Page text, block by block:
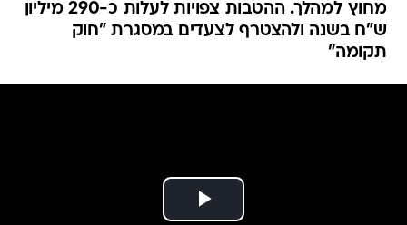
מחוץ למהלך. ההטבות צפויות לעלות כ-290 מיליון
ש"ח בשנה ולהצטרף לצעדים במסגרת "חוק
תקומה"